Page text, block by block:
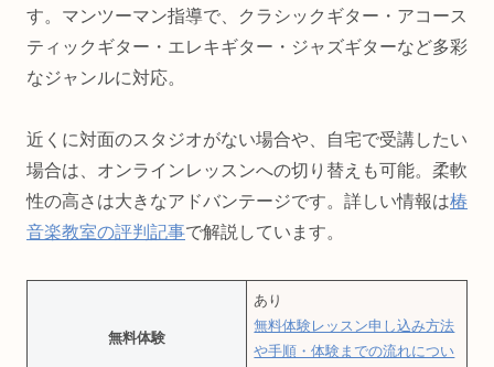
す。マンツーマン指導で、クラシックギター・アコース
ティックギター・エレキギター・ジャズギターなど多彩
なジャンルに対応。
近くに対面のスタジオがない場合や、自宅で受講したい
場合は、オンラインレッスンへの切り替えも可能。柔軟
性の高さは大きなアドバンテージです。詳しい情報は椿
音楽教室の評判記事で解説しています。
無料体験
あり
無料体験レッスン申し込み方法
や手順・体験までの流れについ